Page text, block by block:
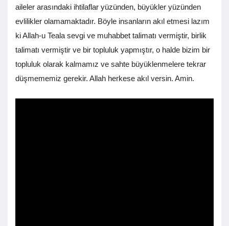
aileler arasındaki ihtilaflar yüzünden, büyükler yüzünden
evlilikler olamamaktadır. Böyle insanların akıl etmesi lazım
ki Allah-u Teala sevgi ve muhabbet talimatı vermiştir, birlik
talimatı vermiştir ve bir topluluk yapmıştır, o halde bizim bir
topluluk olarak kalmamız ve sahte büyüklenmelere tekrar
düşmememiz gerekir. Allah herkese akıl versin. Amin.